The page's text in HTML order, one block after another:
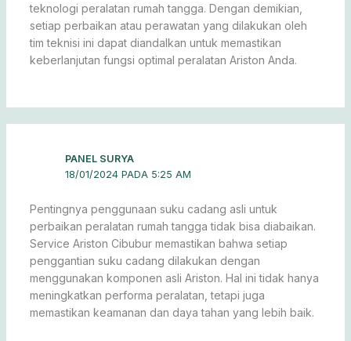
teknologi peralatan rumah tangga. Dengan demikian,
setiap perbaikan atau perawatan yang dilakukan oleh
tim teknisi ini dapat diandalkan untuk memastikan
keberlanjutan fungsi optimal peralatan Ariston Anda.
PANEL SURYA
18/01/2024 PADA 5:25 AM
Pentingnya penggunaan suku cadang asli untuk
perbaikan peralatan rumah tangga tidak bisa diabaikan.
Service Ariston Cibubur memastikan bahwa setiap
penggantian suku cadang dilakukan dengan
menggunakan komponen asli Ariston. Hal ini tidak hanya
meningkatkan performa peralatan, tetapi juga
memastikan keamanan dan daya tahan yang lebih baik.